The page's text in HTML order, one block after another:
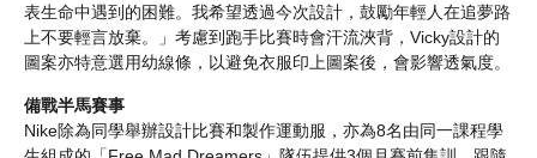
表生命中遇到的困難。我希望透過今次設計，鼓勵年輕人在追夢路
上不要輕言放棄。」考慮到跑手比賽時會汗流浹背，Vicky設計的
圖案亦特意選用幼線條，以避免衣服印上圖案後，會影響透氣度。
備戰半馬賽事
Nike除為同學舉辦設計比賽和製作運動服，亦為8名由同一課程學